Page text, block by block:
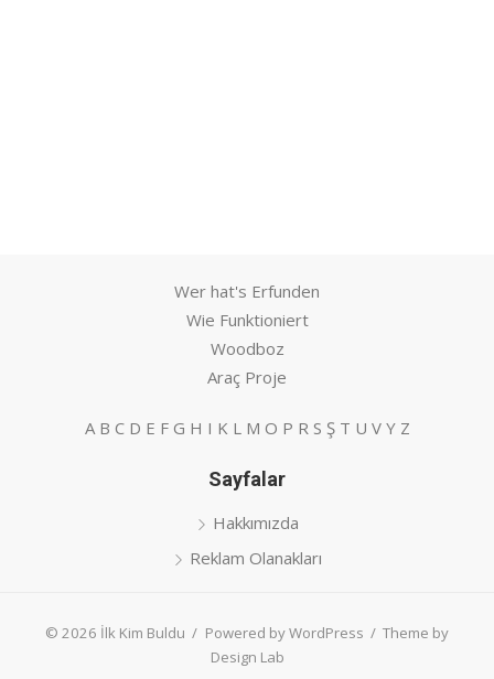
Wer hat's Erfunden
Wie Funktioniert
Woodboz
Araç Proje
A B C D E F G H I K L M O P R S Ş T U V Y Z
Sayfalar
Hakkımızda
Reklam Olanakları
© 2026 İlk Kim Buldu / Powered by WordPress / Theme by
Design Lab